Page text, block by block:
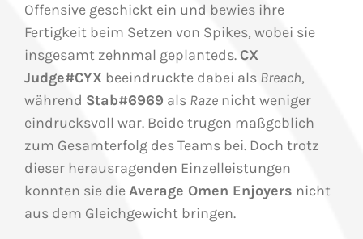
Offensive geschickt ein und bewies ihre
Fertigkeit beim Setzen von Spikes, wobei sie
insgesamt zehnmal geplanteds. CX
Judge#CYX beeindruckte dabei als Breach,
während Stab#6969 als Raze nicht weniger
eindrucksvoll war. Beide trugen maßgeblich
zum Gesamterfolg des Teams bei. Doch trotz
dieser herausragenden Einzelleistungen
konnten sie dieAverage Omen Enjoyers nicht
aus dem Gleichgewicht bringen.